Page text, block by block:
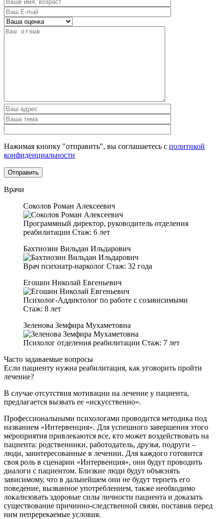
Нажимая кнопку "отправить", вы соглашаетесь с политикой
конфиденциальности
Врачи
Соколов Роман Алексеевич
Программный директор, руководитель отделения
реабилитации Стаж: 6 лет
Бахтиозин Вильдан Ильдарович
Врач психиатр-нарколог Стаж: 32 года
Егошин Николай Евгеньевич
Психолог-Аддиктолог по работе с созависимыми
Стаж: 8 лет
Зеленова Земфира Мухаметовна
Психолог отделения реабилитации Стаж: 7 лет
Часто задаваемые вопросы
Если пациенту нужна реабилитация, как уговорить пройти
лечение?
В случае отсутствия мотивации на лечение у пациента,
предлагается вызвать ее «искусственно».
Профессиональными психологами проводится методика под
названием «Интервенция». Для успешного завершения этого
мероприятия привлекаются все, кто может воздействовать на
пациента: родственники, работодатель, друзья, подруги –
люди, заинтересованные в лечении. Для каждого готовится
своя роль в сценарии «Интервенция», они будут проводить
диалоги с пациентом. Близкие люди будут объяснять
зависимому, что в дальнейшем они не будут терпеть его
поведение, вызванное употреблением, также необходимо
локализовать здоровые силы личности пациента и доказать
существование причинно-следственной связи, поставив перед
ним непререкаемые условия.